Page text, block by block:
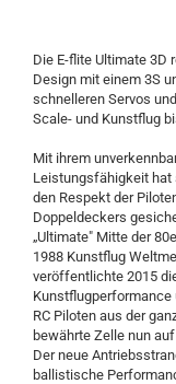
Die E-flite Ultimate 3D
Design mit einem 3S
schnelleren Servos
Scale- und Kunstflug
Mit ihrem
Leistungsfähigkeit hat
den Respekt der
Doppeldeckers
„Ultimate" Mitte der
1988 Kunstflug
veröffentlichte 2015
Kunstflugperformance
RC Piloten aus der
bewährte Zelle nun
Der neue
ballistische